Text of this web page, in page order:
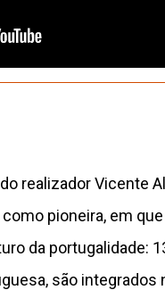
realizador Vicente
pioneira, em
da portugalidade:
são integrados